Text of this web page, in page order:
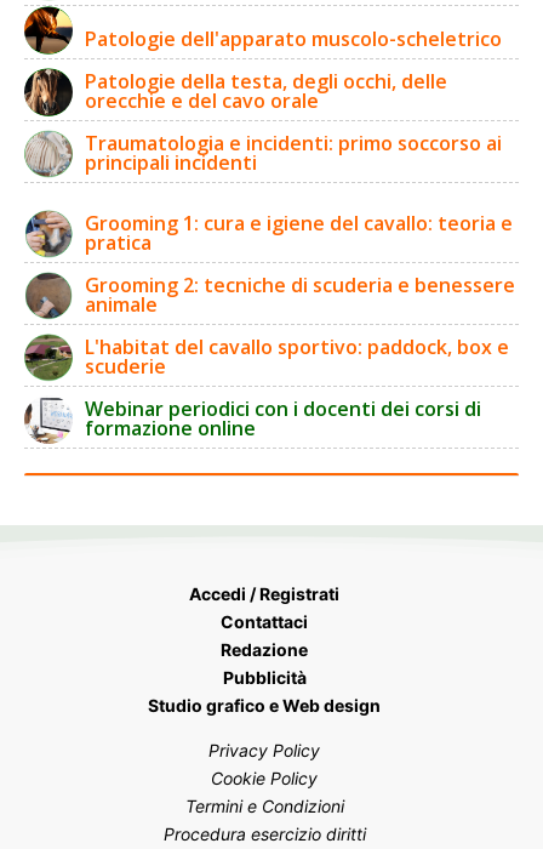
Patologie dell'apparato muscolo-scheletrico
Patologie della testa, degli occhi, delle
orecchie e del cavo orale
Traumatologia e incidenti: primo soccorso ai
principali incidenti
Grooming 1: cura e igiene del cavallo: teoria e
pratica
Grooming 2: tecniche di scuderia e benessere
animale
L'habitat del cavallo sportivo: paddock, box e
scuderie
Webinar periodici con i docenti dei corsi di
formazione online
Accedi / Registrati
Contattaci
Redazione
Pubblicità
Studio grafico e Web design
Privacy Policy
Cookie Policy
Termini e Condizioni
Procedura esercizio diritti